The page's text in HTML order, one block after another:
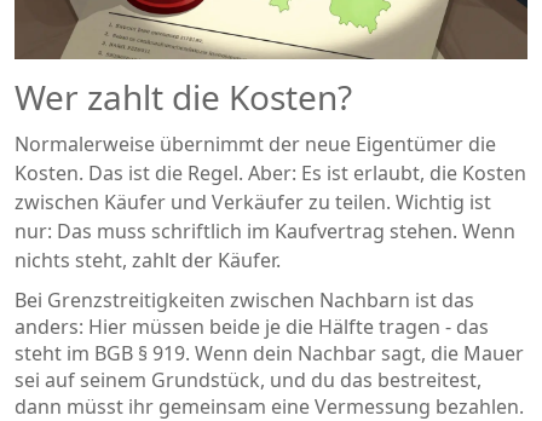
Wer zahlt die Kosten?
Normalerweise übernimmt der neue Eigentümer die
Kosten. Das ist die Regel. Aber: Es ist erlaubt, die Kosten
zwischen Käufer und Verkäufer zu teilen. Wichtig ist
nur: Das muss schriftlich im Kaufvertrag stehen. Wenn
nichts steht, zahlt der Käufer.
Bei Grenzstreitigkeiten zwischen Nachbarn ist das
anders: Hier müssen beide je die Hälfte tragen - das
steht im BGB § 919. Wenn dein Nachbar sagt, die Mauer
sei auf seinem Grundstück, und du das bestreitest,
dann müsst ihr gemeinsam eine Vermessung bezahlen.